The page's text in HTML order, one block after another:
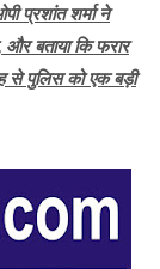
प्रशांत शर्मा ने
बताया कि फरार
से पुलिस को एक बड़ी